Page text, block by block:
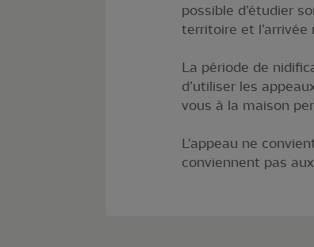
possible d’étudier
territoire et l’arrivée
La période de
d’utiliser les
vous à la maison
L'appeau ne
conviennent pas